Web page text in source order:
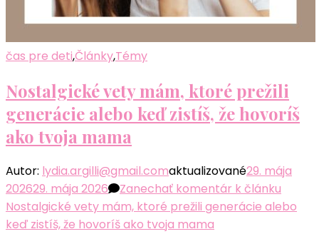
čas pre deti,Články,Témy
Nostalgické vety mám, ktoré prežili
generácie alebo keď zistíš, že hovoríš
ako tvoja mama
Autor: lydia.argilli@gmail.comaktualizované29. mája
202629. mája 2026 Zanechať komentár k článku
Nostalgické vety mám, ktoré prežili generácie alebo
keď zistíš, že hovoríš ako tvoja mama